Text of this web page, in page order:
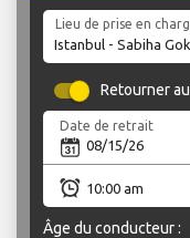
Lieu de prise en
Retourner
Date de retrait
Âge du conducteur :